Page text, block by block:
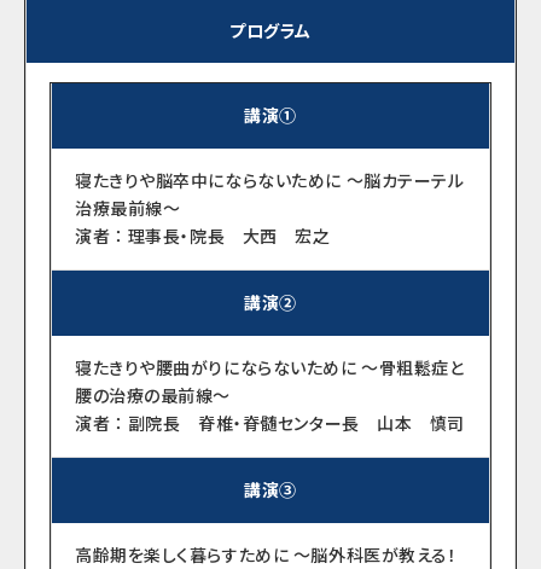
プログラム
講演①
寝たきりや脳卒中にならないために ～脳カテーテル
治療最前線～
演者 ： 理事長・院長 大西 宏之
講演②
寝たきりや腰曲がりにならないために ～骨粗鬆症と
腰の治療の最前線～
演者 ： 副院長 脊椎・脊髄センター長 山本 慎司
講演③
高齢期を楽しく暮らすために ～脳外科医が教える！